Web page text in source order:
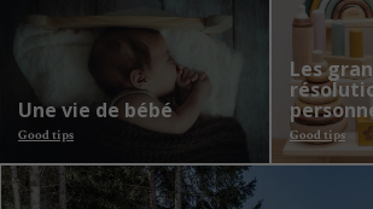
Une vie de bébé
Good tips
Les
Good tips